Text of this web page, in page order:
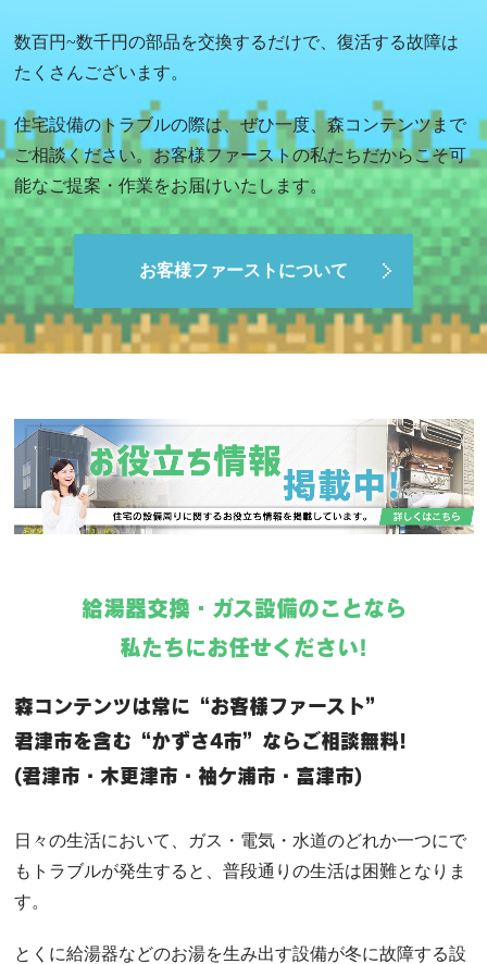
数百円~数千円の部品を交換するだけで、復活する故障は
たくさんございます。
住宅設備のトラブルの際は、ぜひ一度、森コンテンツまで
ご相談ください。お客様ファーストの私たちだからこそ可
能なご提案・作業をお届けいたします。
お客様ファーストについて
給湯器交換・ガス設備のことなら
私たちにお任せください!
森コンテンツは常に“お客様ファースト”
君津市を含む“かずさ4市”ならご相談無料!
(君津市・木更津市・袖ケ浦市・富津市)
日々の生活において、ガス・電気・水道のどれか一つにで
もトラブルが発生すると、普段通りの生活は困難となりま
す。
とくに給湯器などのお湯を生み出す設備が冬に故障する設